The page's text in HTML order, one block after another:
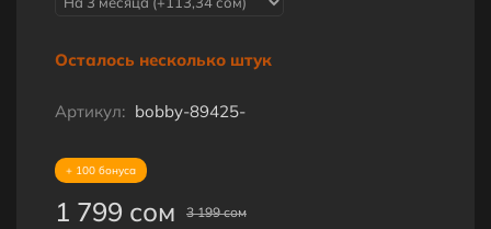
Осталось несколько штук
Артикул: bobby-89425-
+ 100 бонуса
1 799 сом 3 199 сом